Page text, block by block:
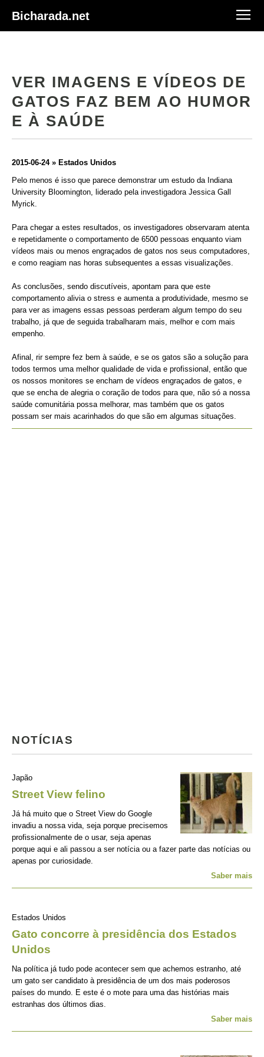
Bicharada.net
VER IMAGENS E VÍDEOS DE
GATOS FAZ BEM AO HUMOR
E À SAÚDE
2015-06-24 » Estados Unidos
Pelo menos é isso que parece demonstrar um estudo da Indiana
University Bloomington, liderado pela investigadora Jessica Gall
Myrick.
Para chegar a estes resultados, os investigadores observaram atenta
e repetidamente o comportamento de 6500 pessoas enquanto viam
vídeos mais ou menos engraçados de gatos nos seus computadores,
e como reagiam nas horas subsequentes a essas visualizações.
As conclusões, sendo discutíveis, apontam para que este
comportamento alivia o stress e aumenta a produtividade, mesmo se
para ver as imagens essas pessoas perderam algum tempo do seu
trabalho, já que de seguida trabalharam mais, melhor e com mais
empenho.
Afinal, rir sempre fez bem à saúde, e se os gatos são a solução para
todos termos uma melhor qualidade de vida e profissional, então que
os nossos monitores se encham de vídeos engraçados de gatos, e
que se encha de alegria o coração de todos para que, não só a nossa
saúde comunitária possa melhorar, mas também que os gatos
possam ser mais acarinhados do que são em algumas situações.
NOTÍCIAS
Japão
Street View felino
Já há muito que o Street View do Google
invadiu a nossa vida, seja porque precisemos
profissionalmente de o usar, seja apenas
porque aqui e ali passou a ser notícia ou a fazer parte das notícias ou
apenas por curiosidade.
Saber mais
Estados Unidos
Gato concorre à presidência dos Estados
Unidos
Na política já tudo pode acontecer sem que achemos estranho, até
um gato ser candidato à presidência de um dos mais poderosos
países do mundo. E este é o mote para uma das histórias mais
estranhas dos últimos dias.
Saber mais